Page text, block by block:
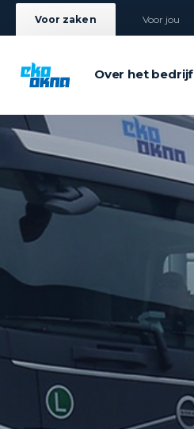
Voor zaken Voor jou
Over het bedrijf